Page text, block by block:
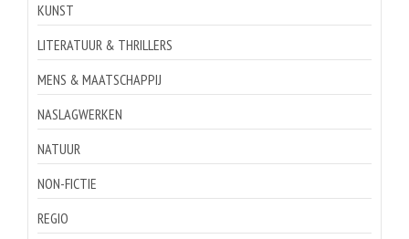
KUNST
LITERATUUR & THRILLERS
MENS & MAATSCHAPPIJ
NASLAGWERKEN
NATUUR
NON-FICTIE
REGIO